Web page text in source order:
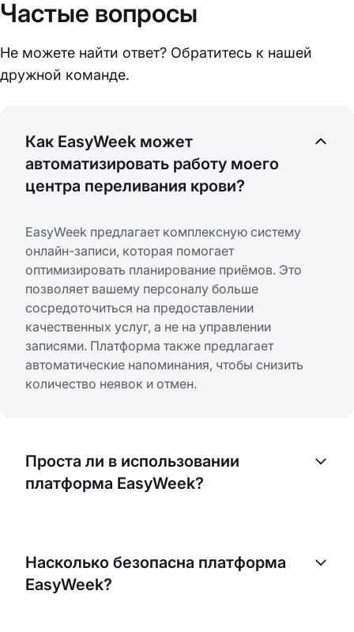
Частые вопросы
Не можете найти ответ? Обратитесь к нашей
дружной команде.
Как EasyWeek может
автоматизировать работу моего
центра переливания крови?
EasyWeek предлагает комплексную систему
онлайн-записи, которая помогает
оптимизировать планирование приёмов. Это
позволяет вашему персоналу больше
сосредоточиться на предоставлении
качественных услуг, а не на управлении
записями. Платформа также предлагает
автоматические напоминания, чтобы снизить
количество неявок и отмен.
Проста ли в использовании
платформа EasyWeek?
не очень разбираетесь в технологиях, вам будет
легко ориентироваться на платформе и
Насколько безопасна платформа
EasyWeek?